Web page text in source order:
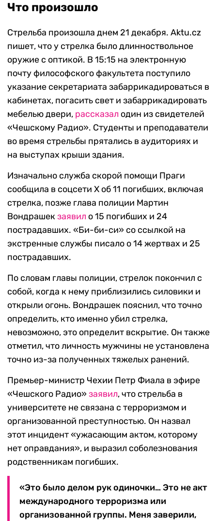
Что произошло
Стрельба произошла днем 21 декабря. Aktu.cz
пишет, что у стрелка было длинноствольное
оружие с оптикой. В 15:15 на электронную
почту философского факультета поступило
указание секретариата забаррикадироваться в
кабинетах, погасить свет и забаррикадировать
мебелью двери, рассказал один из свидетелей
«Чешскому Радио». Студенты и преподаватели
во время стрельбы прятались в аудиториях и
на выступах крыши здания.
Изначально служба скорой помощи Праги
сообщила в соцсети X об 11 погибших, включая
стрелка, позже глава полиции Мартин
Вондрашекзаявил о 15 погибших и 24
пострадавших. «Би-би-си» со ссылкой на
экстренные службы писало о 14 жертвах и 25
пострадавших.
По словам главы полиции, стрелок покончил с
собой, когда к нему приблизились силовики и
открыли огонь. Вондрашек пояснил, что точно
определить, кто именно убил стрелка,
невозможно, это определит вскрытие. Он также
отметил, что личность мужчины не установлена
точно из-за полученных тяжелых ранений.
Премьер-министр Чехии Петр Фиала в эфире
«Чешского Радио»заявил, что стрельба в
университете не связана с терроризмом и
организованной преступностью. Он назвал
этот инцидент «ужасающим актом, которому
нет оправдания», и выразил соболезнования
родственникам погибших.
«Это было делом рук одиночки… Это не акт
международного терроризма или
организованной группы. Меня заверили,